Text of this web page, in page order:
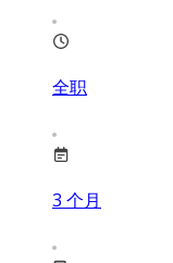
全职
3 个月